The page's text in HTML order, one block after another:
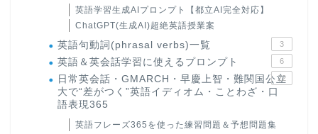
英語学習生成AIプロンプト【都立AI完全対応】
ChatGPT(生成AI)超絶英語授業案
英語句動詞(phrasal verbs)一覧 3
英語＆英会話学習に使えるプロンプト 6
日常英会話・GMARCH・早慶上智・難関国公立
大で“差がつく”英語イディオム・ことわざ・口
語表現365
22
英語フレーズ365を使った練習問題＆予想問題集